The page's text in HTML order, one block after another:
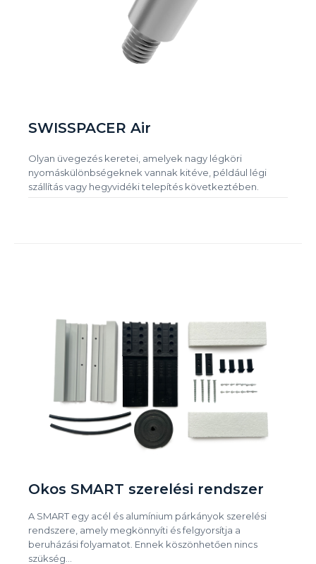
SWISSPACER Air
Olyan üvegezés keretei, amelyek nagy légköri
nyomáskülönbségeknek vannak kitéve, például légi
szállítás vagy hegyvidéki telepítés következtében.
Okos SMART szerelési rendszer
A SMART egy acél és alumínium párkányok szerelési
rendszere, amely megkönnyíti és felgyorsítja a
beruházási folyamatot. Ennek köszönhetően nincs
szükség…